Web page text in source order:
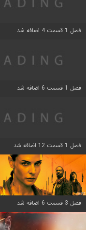
فصل 1 قسمت 4 اضافه شد
فصل 1 قسمت 6 اضافه شد
فصل 1 قسمت 12 اضافه شد
فصل 3 قسمت 6 اضافه شد